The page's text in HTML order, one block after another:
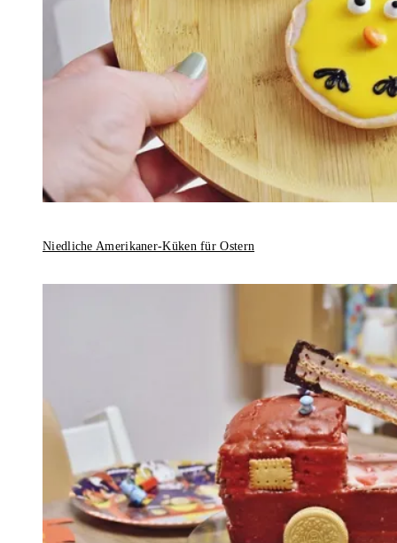
Niedliche Amerikaner-Küken für Ostern